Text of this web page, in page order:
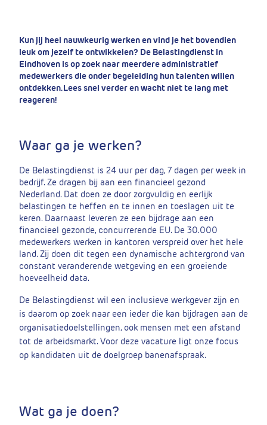
Kun jij heel nauwkeurig werken en vind je het bovendien
leuk om jezelf te ontwikkelen? De Belastingdienst in
Eindhoven is op zoek naar meerdere administratief
medewerkers die onder begeleiding hun talenten willen
ontdekken. Lees snel verder en wacht niet te lang met
reageren!
Waar ga je werken?
De Belastingdienst is 24 uur per dag, 7 dagen per week in
bedrijf. Ze dragen bij aan een financieel gezond
Nederland. Dat doen ze door zorgvuldig en eerlijk
belastingen te heffen en te innen en toeslagen uit te
keren. Daarnaast leveren ze een bijdrage aan een
financieel gezonde, concurrerende EU. De 30.000
medewerkers werken in kantoren verspreid over het hele
land. Zij doen dit tegen een dynamische achtergrond van
constant veranderende wetgeving en een groeiende
hoeveelheid data.
De Belastingdienst wil een inclusieve werkgever zijn en
is daarom op zoek naar een ieder die kan bijdragen aan de
organisatiedoelstellingen, ook mensen met een afstand
tot de arbeidsmarkt. Voor deze vacature ligt onze focus
op kandidaten uit de doelgroep banenafspraak.
Wat ga je doen?